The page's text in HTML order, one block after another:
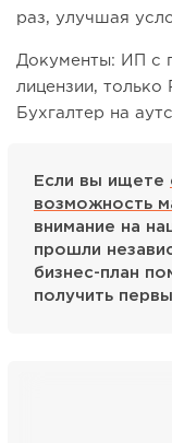
раз, улучшая
Документы: ИП с
лицензии,
Бухгалтер на
Если вы ищете
возможность
внимание на
прошли
бизнес-план
получить